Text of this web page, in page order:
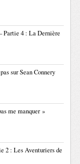
Partie 4 : La Dernière
sur Sean Connery
me manquer »
2 : Les Aventuriers de